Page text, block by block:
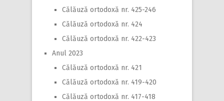
Călăuză ortodoxă nr. 425-246
Călăuză ortodoxă nr. 424
Călăuză ortodoxă nr. 422-423
Anul 2023
Călăuză ortodoxă nr. 421
Călăuză ortodoxă nr. 419-420
Călăuză ortodoxă nr. 417-418